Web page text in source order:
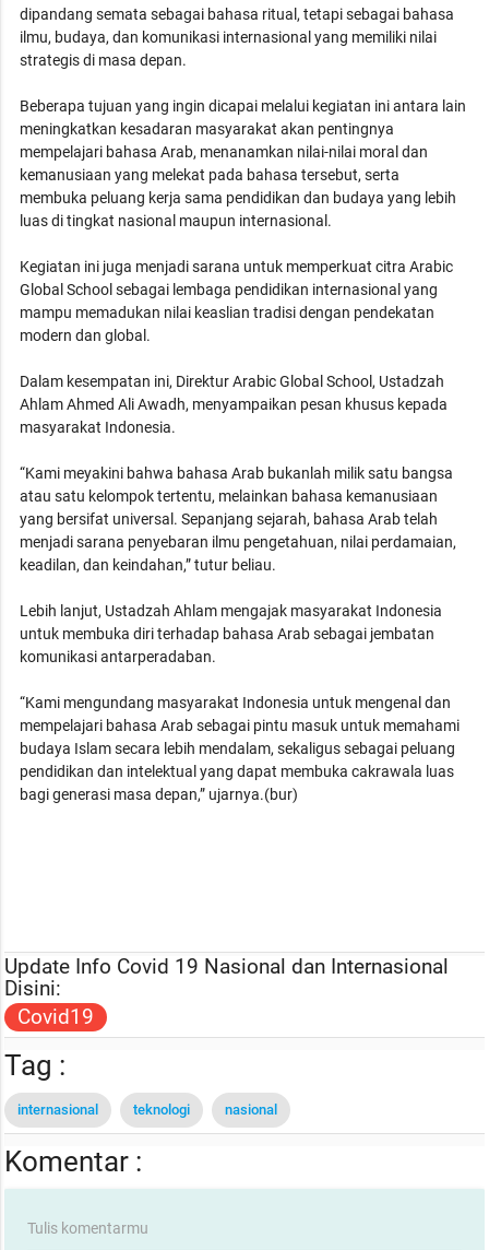
dipandang semata sebagai bahasa ritual, tetapi sebagai bahasa
ilmu, budaya, dan komunikasi internasional yang memiliki nilai
strategis di masa depan.
Beberapa tujuan yang ingin dicapai melalui kegiatan ini antara lain
meningkatkan kesadaran masyarakat akan pentingnya
mempelajari bahasa Arab, menanamkan nilai-nilai moral dan
kemanusiaan yang melekat pada bahasa tersebut, serta
membuka peluang kerja sama pendidikan dan budaya yang lebih
luas di tingkat nasional maupun internasional.
Kegiatan ini juga menjadi sarana untuk memperkuat citra Arabic
Global School sebagai lembaga pendidikan internasional yang
mampu memadukan nilai keaslian tradisi dengan pendekatan
modern dan global.
Dalam kesempatan ini, Direktur Arabic Global School, Ustadzah
Ahlam Ahmed Ali Awadh, menyampaikan pesan khusus kepada
masyarakat Indonesia.
“Kami meyakini bahwa bahasa Arab bukanlah milik satu bangsa
atau satu kelompok tertentu, melainkan bahasa kemanusiaan
yang bersifat universal. Sepanjang sejarah, bahasa Arab telah
menjadi sarana penyebaran ilmu pengetahuan, nilai perdamaian,
keadilan, dan keindahan,” tutur beliau.
Lebih lanjut, Ustadzah Ahlam mengajak masyarakat Indonesia
untuk membuka diri terhadap bahasa Arab sebagai jembatan
komunikasi antarperadaban.
“Kami mengundang masyarakat Indonesia untuk mengenal dan
mempelajari bahasa Arab sebagai pintu masuk untuk memahami
budaya Islam secara lebih mendalam, sekaligus sebagai peluang
pendidikan dan intelektual yang dapat membuka cakrawala luas
bagi generasi masa depan,” ujarnya.(bur)
Update Info Covid 19 Nasional dan Internasional
Disini:
Covid19
Tag :
internasional teknologi nasional
Komentar :
Tulis komentarmu